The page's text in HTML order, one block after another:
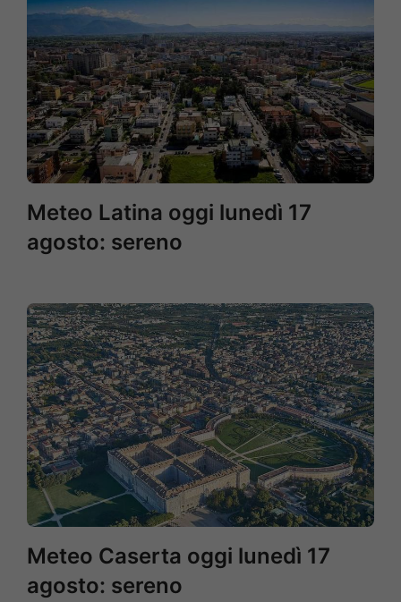
Meteo Latina oggi lunedì 17
agosto: sereno
Meteo Caserta oggi lunedì 17
agosto: sereno